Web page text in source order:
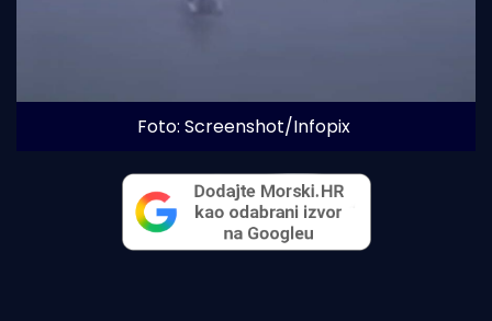
Foto: Screenshot/Infopix